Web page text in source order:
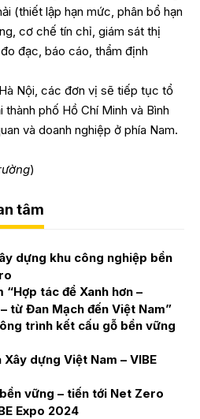
(thiết lập hạn mức, phân bổ hạn
cơ chế tín chỉ, giám sát thị
đạc, báo cáo, thẩm định
Nội, các đơn vị sẽ tiếp tục tổ
phố Hồ Chí Minh và Bình
và doanh nghiệp ở phía Nam.
)
tâm
dựng khu công nghiệp bền
tác để Xanh hơn –
từ Đan Mạch đến Việt Nam”
trình kết cấu gỗ bền vững
dựng Việt Nam – VIBE
vững – tiến tới Net Zero
Expo 2024